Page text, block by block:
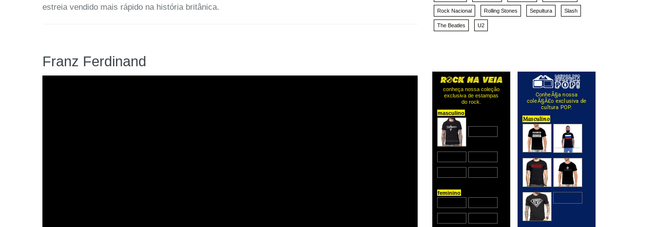
estreia vendido mais rápido na história britânica.
Franz Ferdinand
Rock Nacional Rolling Stones Sepultura Slash
The Beatles U2